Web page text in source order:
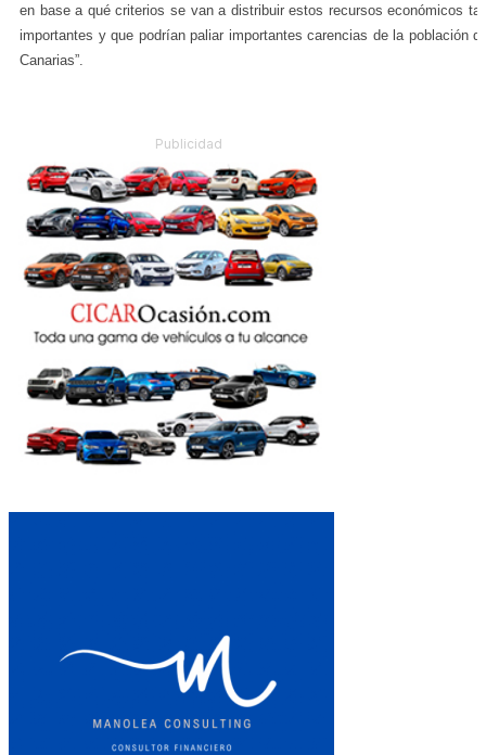
en base a qué criterios se van a distribuir estos recursos económicos
importantes y que podrían paliar importantes carencias de la población
Canarias”.
Publicidad